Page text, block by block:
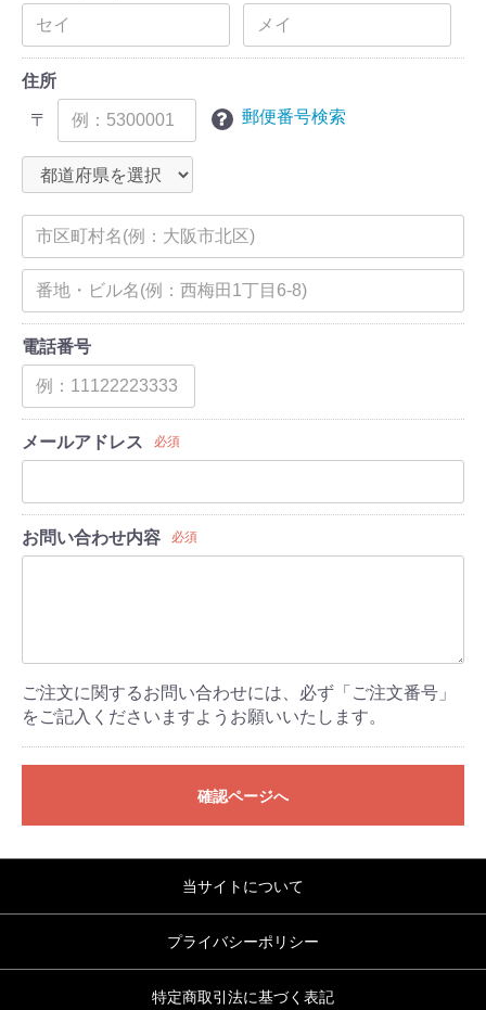
住所
〒
郵便番号検索
電話番号
メールアドレス 必須
お問い合わせ内容 必須
ご注文に関するお問い合わせには、必ず「ご注文番号」
をご記入くださいますようお願いいたします。
確認ページへ
当サイトについて
プライバシーポリシー
特定商取引法に基づく表記